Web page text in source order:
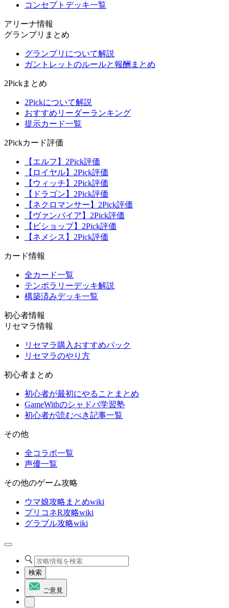
コンセプトデッキ一覧
アリーナ情報
グランプリまとめ
グランプリについて解説
ガントレットのルールと報酬まとめ
2Pickまとめ
2Pickについて解説
おすすめリーダーランキング
提示カード一覧
2Pickカード評価
【エルフ】2Pick評価
【ロイヤル】2Pick評価
【ウィッチ】2Pick評価
【ドラゴン】2Pick評価
【ネクロマンサー】2Pick評価
【ヴァンパイア】2Pick評価
【ビショップ】2Pick評価
【ネメシス】2Pick評価
カード情報
全カード一覧
テンポラリーデッキ解説
構築済みデッキ一覧
初心者情報
リセマラ情報
リセマラ購入おすすめパック
リセマラのやり方
初心者まとめ
初心者が最初にやることまとめ
GameWithのシャドバ学習塾
初心者が読むべき記事一覧
その他
全コラボ一覧
声優一覧
その他のゲーム攻略
ウマ娘攻略まとめwiki
プリコネR攻略wiki
グラブル攻略wiki
検索
ご意見